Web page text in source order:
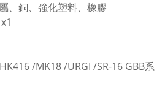
、銅、強化塑料、橡膠
/MK18 /URGI /SR-16 GBB系